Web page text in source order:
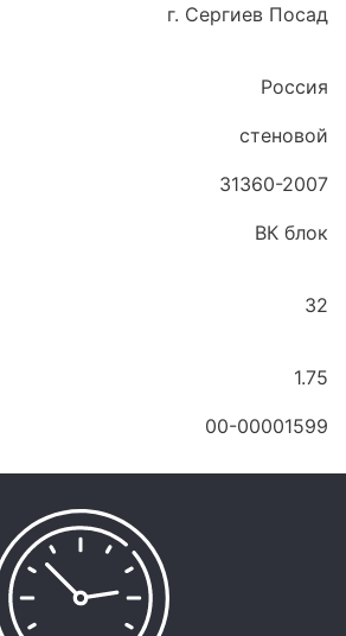
г. Сергиев Посад
Россия
стеновой
31360-2007
ВК блок
32
1.75
00-00001599